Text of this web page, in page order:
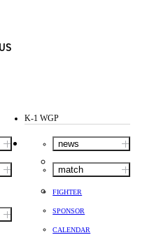
K-1 WGP
news
match
FIGHTER
SPONSOR
CALENDAR